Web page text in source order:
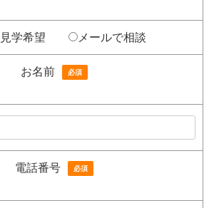
見学希望 メールで相談
お名前 必須
電話番号 必須